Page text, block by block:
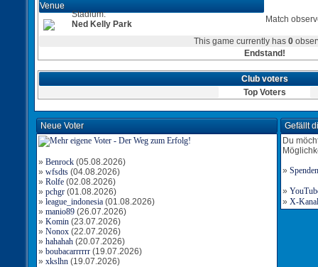
Venue
Stadium:
Ned Kelly Park
Match
This game currently has 0
Endstand!
Club voters
Top Voters
Neue Voter
» Benrock (05.08.2026)
» wfsdts (04.08.2026)
» Rolfe (02.08.2026)
» pchgr (01.08.2026)
» league_indonesia (01.08.2026)
» manio89 (26.07.2026)
» Komin (23.07.2026)
» Nonox (22.07.2026)
» hahahah (20.07.2026)
» boubacarrrrrr (19.07.2026)
» xkslhn (19.07.2026)
Gefällt
Du
» Spenden
»
» X-